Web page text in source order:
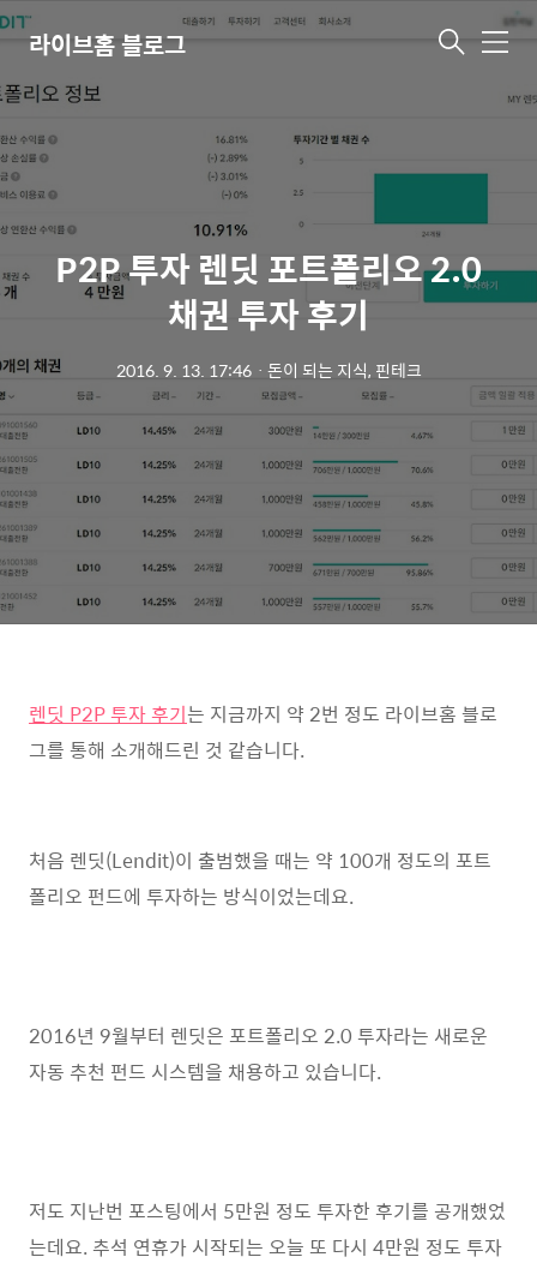
라이브홈 블로그 메
P2P 투자 렌딧 포트폴리오 2.0
채권 투자 후기
2016. 9. 13. 17:46ㆍ 돈이 되는 지식, 핀테크
렌딧 P2P 투자 후기는 지금까지 약 2번 정도 라이브홈 블로
그를 통해 소개해드린 것 같습니다.
처음 렌딧(Lendit)이 출범했을 때는 약 100개 정도의 포트
폴리오 펀드에 투자하는 방식이었는데요.
2016년 9월부터 렌딧은 포트폴리오 2.0 투자라는 새로운
자동 추천 펀드 시스템을 채용하고 있습니다.
저도 지난번 포스팅에서 5만원 정도 투자한 후기를 공개했었
는데요. 추석 연휴가 시작되는 오늘 또 다시 4만원 정도 투자